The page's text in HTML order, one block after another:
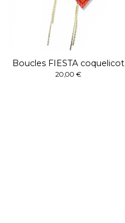
Boucles FIESTA coquelicot
20,00 €